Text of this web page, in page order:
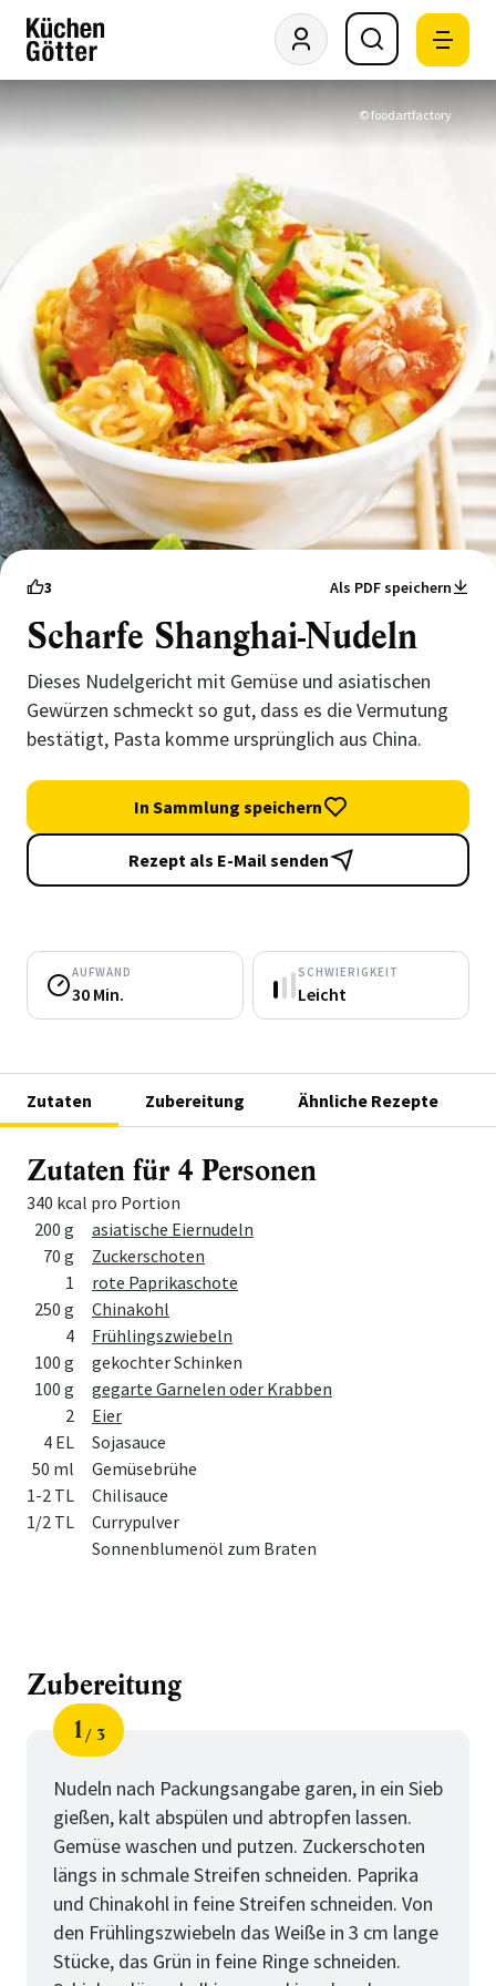
© foodartfactory
3 Als PDF speichern
Scharfe Shanghai-Nudeln
Dieses Nudelgericht mit Gemüse und asiatischen
Gewürzen schmeckt so gut, dass es die Vermutung
bestätigt, Pasta komme ursprünglich aus China.
In Sammlung speichern
Rezept als E-Mail senden
AUFWAND
30 Min.
SCHWIERIGKEIT
Leicht
Zutaten Zubereitung Ähnliche Rezepte
Zutaten für 4 Personen
340 kcal pro Portion
Menge
Zutat
200 g
asiatische Eiernudeln
70 g
Zuckerschoten
1
rote Paprikaschote
250 g
Chinakohl
4
Frühlingszwiebeln
100 g
gekochter Schinken
100 g
gegarte Garnelen oder Krabben
2
Eier
4 EL
Sojasauce
50 ml
Gemüsebrühe
1-2 TL
Chilisauce
1/2 TL
Currypulver
Sonnenblumenöl zum Braten
Zubereitung
Schritt
1
von
3
Nudeln nach Packungsangabe garen, in ein Sieb
gießen, kalt abspülen und abtropfen lassen.
Gemüse waschen und putzen. Zuckerschoten
längs in schmale Streifen schneiden. Paprika
und Chinakohl in feine Streifen schneiden. Von
den Frühlingszwiebeln das Weiße in 3 cm lange
Stücke, das Grün in feine Ringe schneiden.